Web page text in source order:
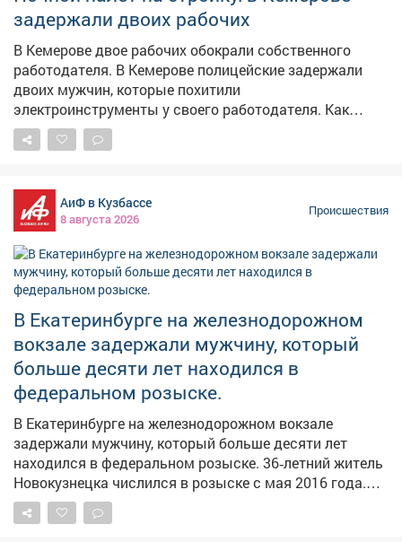
что её обманули, и обратилась в полицию. Сейчас
полицейские устанавливают подозреваемых.
Возбуждено уголовное дело по статье о
мошенничестве, максимальное наказание – до 10 лет
лишения свободы.
задержали двоих рабочих
В Кемерове двое рабочих обокрали собственного
работодателя. В Кемерове полицейские задержали
двоих мужчин, которые похитили
электроинструменты у своего работодателя. Как
сообщает полиция Кузбасса, 40-летний директор
строительного бокса для грузовых автомобилей
проникли на стройку и вынесли оборудование на
сумму более 45 тысяч рублей. Сотрудники уголовного
розыска установили личности подозреваемых – 22-
летнего и ранее судимого 29-летнего местных
жителей. Оказалось, что они подрабатывали у
потерпевшего на стройке. Ночью мужчины приехали
похитили углошлифовальную машину, сварочный
аппарат и четыре колеса. Часть похищенного они
сдали в комиссионный магазин, инструменты
продали прохожему. Теперь обоим грозит до пяти лет
лишения свободы.
АиФ в Кузбассе
8 августа 2026
Происшествия
В Екатеринбурге на железнодорожном
вокзале задержали мужчину, который
больше десяти лет находился в
федеральном розыске.
В Екатеринбурге на железнодорожном вокзале
задержали мужчину, который больше десяти лет
находился в федеральном розыске. 36‑летний житель
Новокузнецка числился в розыске с мая 2016 года.
Тогда он проходил подозреваемым по уголовному
делу о незаконном сбыте наркотиков в крупном